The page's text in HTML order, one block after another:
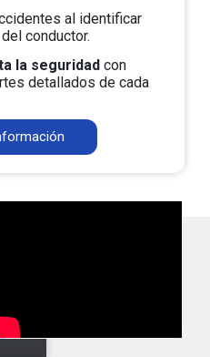
al identificar
conductor.
la seguridad con
detallados de cada